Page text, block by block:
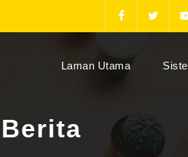
Laman Utama(current)
Berita